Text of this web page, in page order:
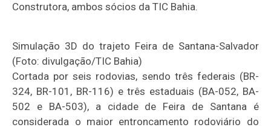
Construtora, ambos sócios da TIC Bahia.
Simulação 3D do trajeto Feira de Santana-Salvador
(Foto: divulgação/TIC Bahia)
Cortada por seis rodovias, sendo três federais (BR-
324, BR-101, BR-116) e três estaduais (BA-052, BA-
502 e BA-503), a cidade de Feira de Santana é
considerada o maior entroncamento rodoviário do